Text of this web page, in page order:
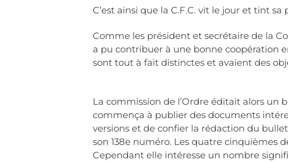
C’est ainsi que la C.F.C. vit le jour et tint
Comme les président et secrétaire de la
a pu contribuer à une bonne coopération
sont tout à fait distinctes et avaient des
La commission de l’Ordre éditait alors un
commença à publier des documents
versions et de confier la rédaction du
son 138e numéro. Les quatre cinquièmes
Cependant elle intéresse un nombre